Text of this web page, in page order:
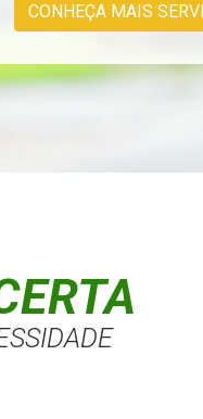
CONHEÇA MAIS